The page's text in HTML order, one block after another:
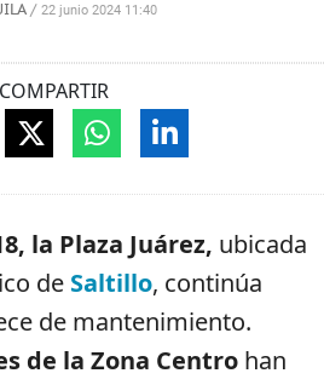
/ 22 junio 2024 11:40
COMPARTIR
la Plaza Juárez, ubicada
de Saltillo, continúa
de mantenimiento.
de la Zona Centro han